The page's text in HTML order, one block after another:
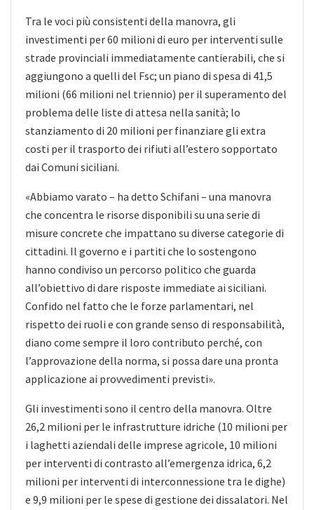
Tra le voci più consistenti della manovra, gli
investimenti per 60 milioni di euro per interventi sulle
strade provinciali immediatamente cantierabili, che si
aggiungono a quelli del Fsc; un piano di spesa di 41,5
milioni (66 milioni nel triennio) per il superamento del
problema delle liste di attesa nella sanità; lo
stanziamento di 20 milioni per finanziare gli extra
costi per il trasporto dei rifiuti all’estero sopportato
dai Comuni siciliani.
«Abbiamo varato – ha detto Schifani – una manovra
che concentra le risorse disponibili su una serie di
misure concrete che impattano su diverse categorie di
cittadini. Il governo e i partiti che lo sostengono
hanno condiviso un percorso politico che guarda
all’obiettivo di dare risposte immediate ai siciliani.
Confido nel fatto che le forze parlamentari, nel
rispetto dei ruoli e con grande senso di responsabilità,
diano come sempre il loro contributo perché, con
l’approvazione della norma, si possa dare una pronta
applicazione ai provvedimenti previsti».
Gli investimenti sono il centro della manovra. Oltre
26,2 milioni per le infrastrutture idriche (10 milioni per
i laghetti aziendali delle imprese agricole, 10 milioni
per interventi di contrasto all’emergenza idrica, 6,2
milioni per interventi di interconnessione tra le dighe)
e 9,9 milioni per le spese di gestione dei dissalatori. Nel